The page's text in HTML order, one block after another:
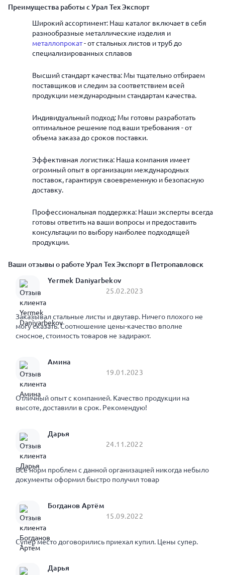
Преимущества работы с Урал Тех Экспорт
Широкий ассортимент: Наш каталог включает в себя
разнообразные металлические изделия и
металлопрокат- от стальных листов и труб до
специализированных сплавов
Высший стандарт качества: Мы тщательно отбираем
поставщиков и следим за соответствием всей
продукции международным стандартам качества.
Индивидуальный подход: Мы готовы разработать
оптимальное решение под ваши требования - от
объема заказа до сроков поставки.
Эффективная логистика: Наша компания имеет
огромный опыт в организации международных
поставок, гарантируя своевременную и безопасную
доставку.
Профессиональная поддержка: Наши эксперты всегда
готовы ответить на ваши вопросы и предоставить
консультации по выбору наиболее подходящей
продукции.
Ваши отзывы о работе Урал Тех Экспорт в Петропавловск
Yermek Daniyarbekov
25.02.2023
Заказывал стальные листы и двутавр. Ничего плохого не
могу сказать. Соотношение цены-качество вполне
сносное, стоимость товаров не задирают.
Амина
19.01.2023
Отличный опыт с компанией. Качество продукции на
высоте, доставили в срок. Рекомендую!
Дарья
24.11.2022
Все норм проблем с данной организацией никогда небыло
документы оформил быстро получил товар
Богданов Артём
15.09.2022
Супер место договорились приехал купил. Цены супер.
Дарья